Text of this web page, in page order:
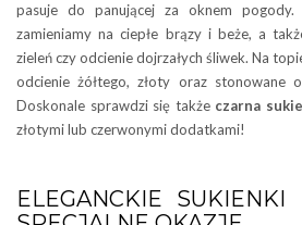
pasuje do panującej za oknem
zamieniamy na ciepłe brązy i beże, a
zieleń czy odcienie dojrzałych śliwek. Na
odcienie żółtego, złoty oraz stonowane
Doskonale sprawdzi się także czarna
złotymi lub czerwonymi dodatkami!
ELEGANCKIE